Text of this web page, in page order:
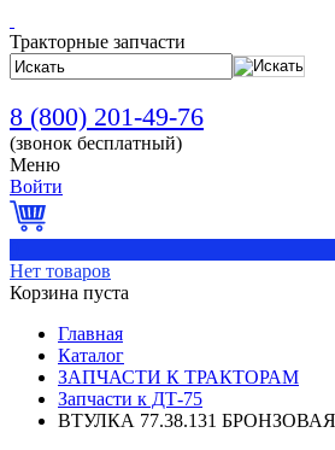
Тракторные запчасти
8 (800) 201-49-76
(звонок бесплатный)
Меню
Войти
Нет товаров
Корзина пуста
Главная
Каталог
ЗАПЧАСТИ К ТРАКТОРАМ
Запчасти к ДТ-75
ВТУЛКА 77.38.131 БРОНЗОВАЯ